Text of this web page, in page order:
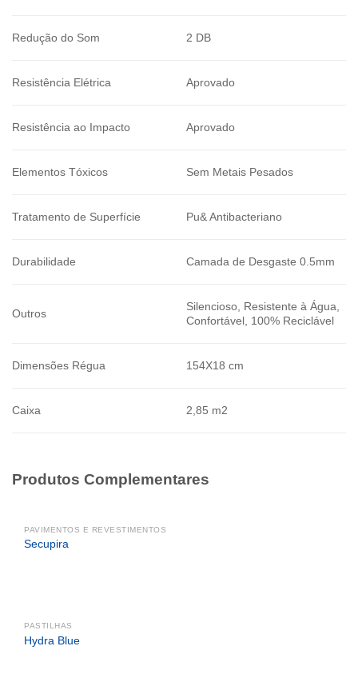
Redução do Som 2 DB
Resistência Elétrica Aprovado
Resistência ao Impacto Aprovado
Elementos Tóxicos Sem Metais Pesados
Tratamento de Superfície Pu& Antibacteriano
Durabilidade Camada de Desgaste 0.5mm
Outros
Silencioso, Resistente à Água,
Confortável, 100% Reciclável
Dimensões Régua 154X18 cm
Caixa 2,85 m2
Produtos Complementares
PAVIMENTOS E REVESTIMENTOS
Secupira
PASTILHAS
Hydra Blue